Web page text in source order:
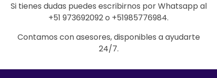
Si tienes dudas puedes escribirnos por Whatsapp al
+51 973692092 o +51985776984.
Contamos con asesores, disponibles a ayudarte
24/7.